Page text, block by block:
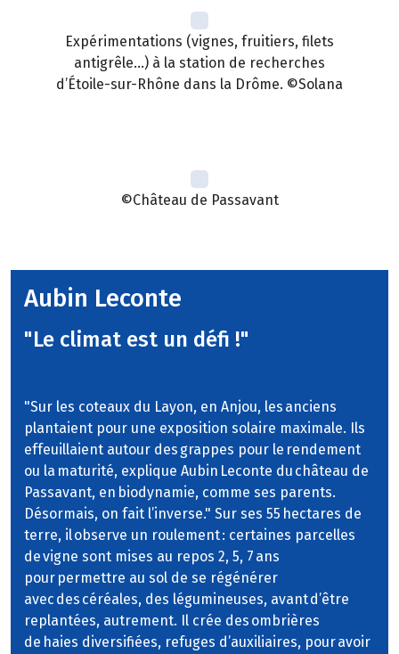
Expérimentations (vignes, fruitiers, filets
antigrêle…) à la station de recherches
d’Étoile-sur-Rhône dans la Drôme. ©Solana
©Château de Passavant
Aubin Leconte
"Le climat est un défi !"
"Sur les coteaux du Layon, en Anjou, les anciens
plantaient pour une exposition solaire maximale. Ils
effeuillaient autour des grappes pour le rendement
ou la maturité, explique Aubin Leconte du château de
Passavant, en biodynamie, comme ses parents.
Désormais, on fait l’inverse." Sur ses 55 hectares de
terre, il observe un roulement : certaines parcelles
de vigne sont mises au repos 2, 5, 7 ans
pour permettre au sol de se régénérer
avec des céréales, des légumineuses, avant d’être
replantées, autrement. Il crée des ombrières
de haies diversifiées, refuges d’auxiliaires, pour avoir